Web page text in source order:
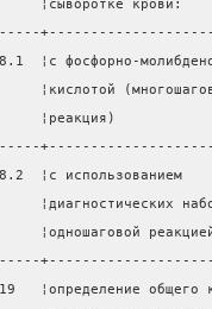
¦сыворотке
¦с фосфорно-
¦кислотой
¦реакция)
¦с использованием
¦одношаговой
¦определение